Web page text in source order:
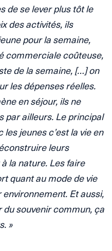
de se lever plus tôt le
des activités, ils
pour la semaine,
commerciale coûteuse,
de la semaine, […] on
les dépenses réelles.
en séjour, ils ne
par ailleurs. Le principal
jeunes c’est la vie en
leurs
la nature. Les faire
quant au mode de vie
Et aussi,
souvenir commun, ça
»